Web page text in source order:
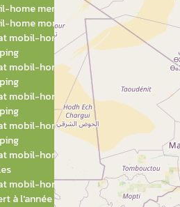
home mer
home montagne
mobil-home 1 chambre sur
mobil-home 2 chambres sur
mobil-home 3 chambres sur
mobil-home 4 chambres sur
mobil-home sur camping 5
mobil-home sur camping
à l'année